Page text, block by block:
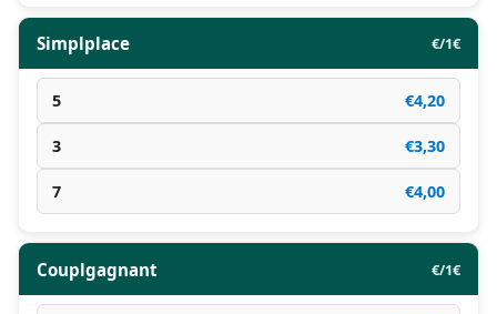
Simplplace €/1€
5 €4,20
3 €3,30
7 €4,00
Couplgagnant €/1€